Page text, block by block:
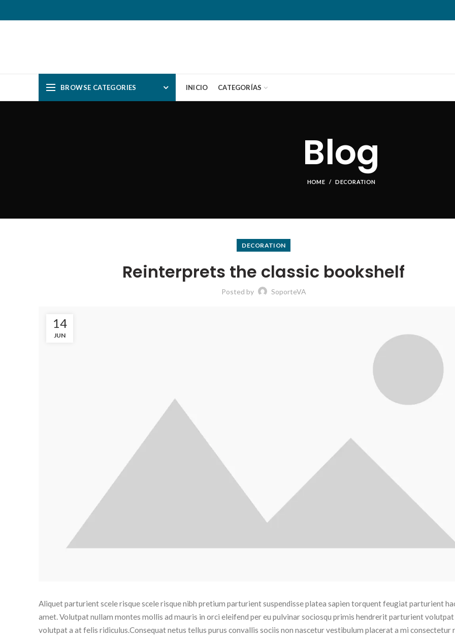
BROWSE CATEGORIES INICIO CATEGORÍAS
Blog
HOME DECORATION
DECORATION
Reinterprets the classic bookshelf
Posted by SoporteVA
14
JUN
Aliquet parturient scele risque scele risque nibh pretium parturient suspendisse platea sapien torquent feugiat parturient
amet. Volutpat nullam montes mollis ad mauris in orci eleifend per eu pulvinar sociosqu primis hendrerit parturient volutpat
volutpat a at felis ridiculus.Consequat netus tellus purus convallis sociis non nascetur vestibulum placerat a mi consectetur